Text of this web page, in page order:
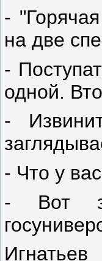
-
на две
-
одной.
-
- Что у
- Вот